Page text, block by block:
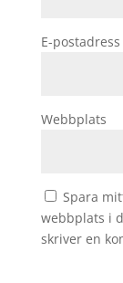
E-postadress
Webbplats
Spara
webbplats i
skriver en